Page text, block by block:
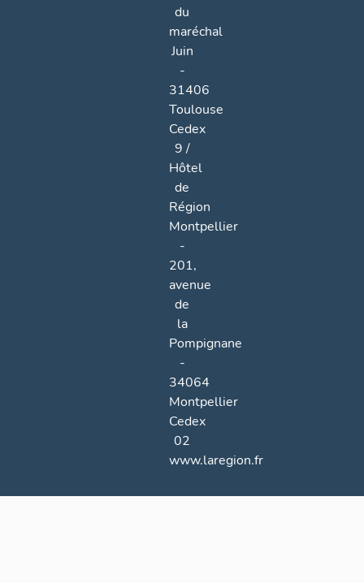
du
maréchal
Juin
-
31406
Toulouse
Cedex
9 /
Hôtel
de
Région
Montpellier
-
201,
avenue
de
la
Pompignane
-
34064
Montpellier
Cedex
02
www.laregion.fr